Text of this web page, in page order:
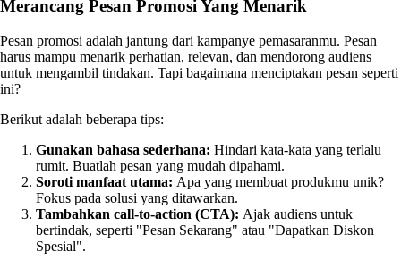
Merancang Pesan Promosi Yang Menarik
Pesan promosi adalah jantung dari kampanye pemasaranmu. Pesan
harus mampu menarik perhatian, relevan, dan mendorong audiens
untuk mengambil tindakan. Tapi bagaimana menciptakan pesan seperti
ini?
Berikut adalah beberapa tips:
Gunakan bahasa sederhana: Hindari kata-kata yang terlalu
rumit. Buatlah pesan yang mudah dipahami.
Soroti manfaat utama: Apa yang membuat produkmu unik?
Fokus pada solusi yang ditawarkan.
Tambahkan call-to-action (CTA): Ajak audiens untuk
bertindak, seperti "Pesan Sekarang" atau "Dapatkan Diskon
Spesial".